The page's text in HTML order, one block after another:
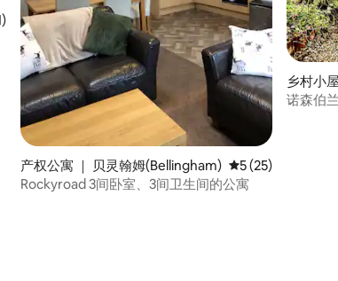
分（满分 5 分），共 601 条评价
产权公寓 ｜ 贝灵翰姆(Bellingham) 平均评分 5 分（满
5 (25)
Rockyroad 3间卧室、3间卫生间的公寓
乡村小
ham)
诺森伯